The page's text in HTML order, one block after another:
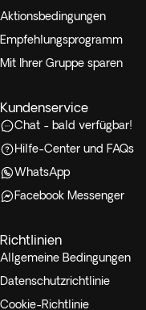
Aktionsbedingungen
Empfehlungsprogramm
Mit Ihrer Gruppe sparen
Kundenservice
Chat - bald verfügbar!
Hilfe-Center und FAQs
WhatsApp
Facebook Messenger
Richtlinien
Allgemeine Bedingungen
Datenschutzrichtlinie
Cookie-Richtlinie